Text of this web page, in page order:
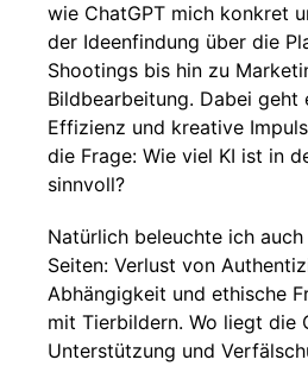
wie ChatGPT mich konkret
der Ideenfindung über die
Shootings bis hin zu
Bildbearbeitung. Dabei geht
Effizienz und kreative
die Frage: Wie viel KI ist in
sinnvoll?
Natürlich beleuchte ich
Seiten: Verlust von
Abhängigkeit und ethische
mit Tierbildern. Wo liegt die
Unterstützung und